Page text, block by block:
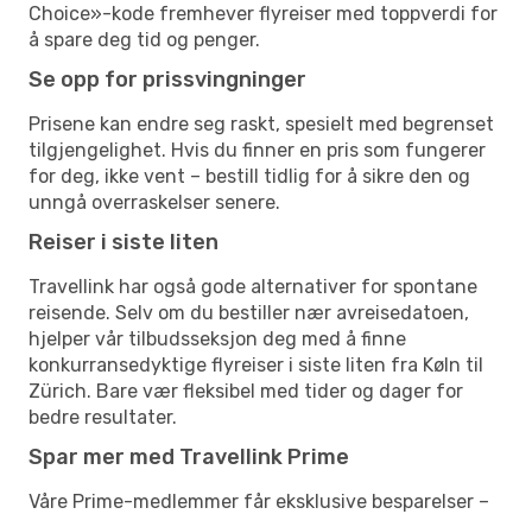
Choice»-kode fremhever flyreiser med toppverdi for
å spare deg tid og penger.
Se opp for prissvingninger
Prisene kan endre seg raskt, spesielt med begrenset
tilgjengelighet. Hvis du finner en pris som fungerer
for deg, ikke vent – bestill tidlig for å sikre den og
unngå overraskelser senere.
Reiser i siste liten
Travellink har også gode alternativer for spontane
reisende. Selv om du bestiller nær avreisedatoen,
hjelper vår tilbudsseksjon deg med å finne
konkurransedyktige flyreiser i siste liten fra Køln til
Zürich. Bare vær fleksibel med tider og dager for
bedre resultater.
Spar mer med Travellink Prime
Våre Prime-medlemmer får eksklusive besparelser –